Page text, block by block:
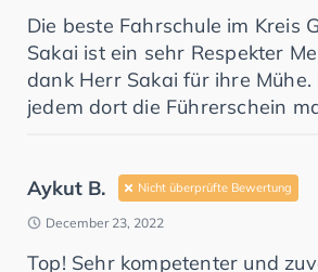
Die beste Fahrschule im Kreis
Sakai ist ein sehr Respekter
dank Herr Sakai für ihre Mühe.
jedem dort die Führerschein
Aykut B. Nicht überprüfte Bewertung
December 23, 2022
Top! Sehr kompetenter und